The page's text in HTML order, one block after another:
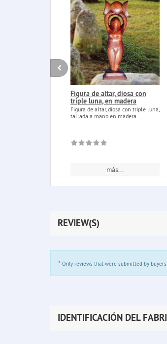
Figura de altar, diosa con
triple luna, en madera
Figura de altar, diosa con triple luna,
tallada a mano en madera ....
más...
REVIEW(S)
* Only reviews that were submitted by
IDENTIFICACIÓN DEL